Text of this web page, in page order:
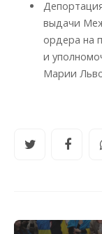
выдачи
ордера на
и
Марии